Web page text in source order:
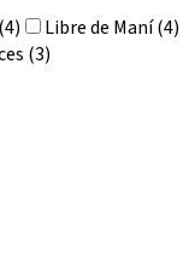
Libre de Maní (4)
(3)